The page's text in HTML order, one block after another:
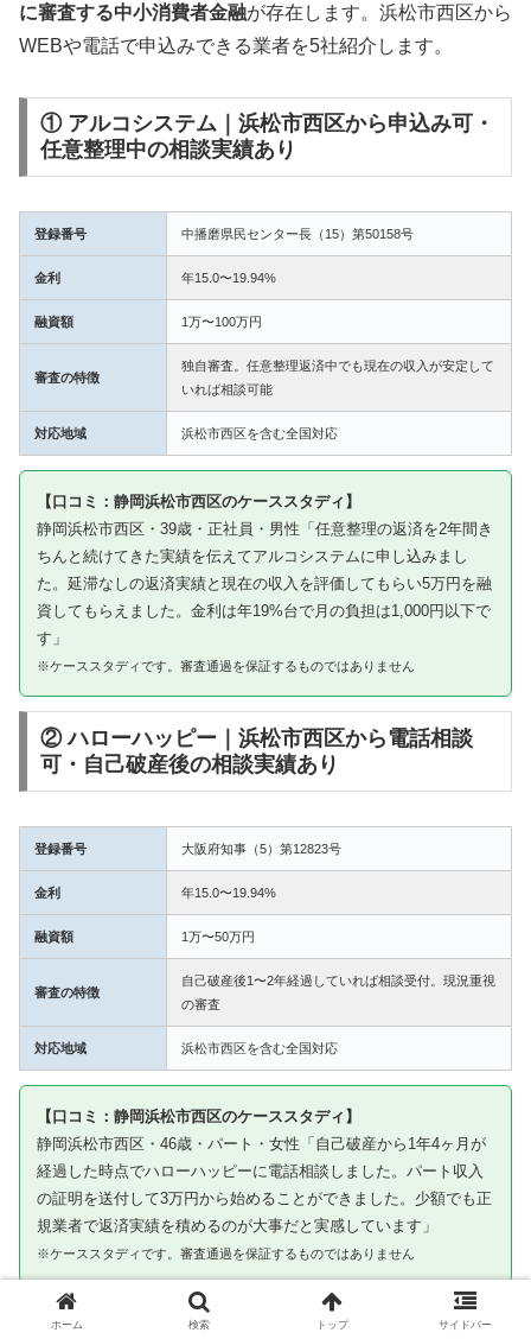
に審査する中小消費者金融が存在します。浜松市西区から
WEBや電話で申込みできる業者を5社紹介します。
① アルコシステム｜浜松市西区から申込み可・
任意整理中の相談実績あり
登録番号 中播磨県民センター長（15）第50158号
金利 年15.0〜19.94%
融資額 1万〜100万円
審査の特徴
独自審査。任意整理返済中でも現在の収入が安定して
いれば相談可能
対応地域 浜松市西区を含む全国対応
【口コミ：静岡浜松市西区のケーススタディ】
静岡浜松市西区・39歳・正社員・男性「任意整理の返済を2年間き
ちんと続けてきた実績を伝えてアルコシステムに申し込みまし
た。延滞なしの返済実績と現在の収入を評価してもらい5万円を融
資してもらえました。金利は年19%台で月の負担は1,000円以下で
す」
※ケーススタディです。審査通過を保証するものではありません
② ハローハッピー｜浜松市西区から電話相談
可・自己破産後の相談実績あり
登録番号 大阪府知事（5）第12823号
金利 年15.0〜19.94%
融資額 1万〜50万円
審査の特徴
自己破産後1〜2年経過していれば相談受付。現況重視
の審査
対応地域 浜松市西区を含む全国対応
【口コミ：静岡浜松市西区のケーススタディ】
静岡浜松市西区・46歳・パート・女性「自己破産から1年4ヶ月が
経過した時点でハローハッピーに電話相談しました。パート収入
の証明を送付して3万円から始めることができました。少額でも正
規業者で返済実績を積めるのが大事だと実感しています」
※ケーススタディです。審査通過を保証するものではありません
③ キャネット｜浜松市西区から申込み可・北海
ホーム 検索 トップ サイドバー